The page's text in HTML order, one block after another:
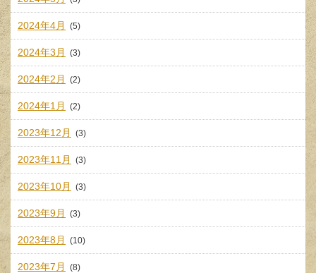
2024年4月 (5)
2024年3月 (3)
2024年2月 (2)
2024年1月 (2)
2023年12月 (3)
2023年11月 (3)
2023年10月 (3)
2023年9月 (3)
2023年8月 (10)
2023年7月 (8)